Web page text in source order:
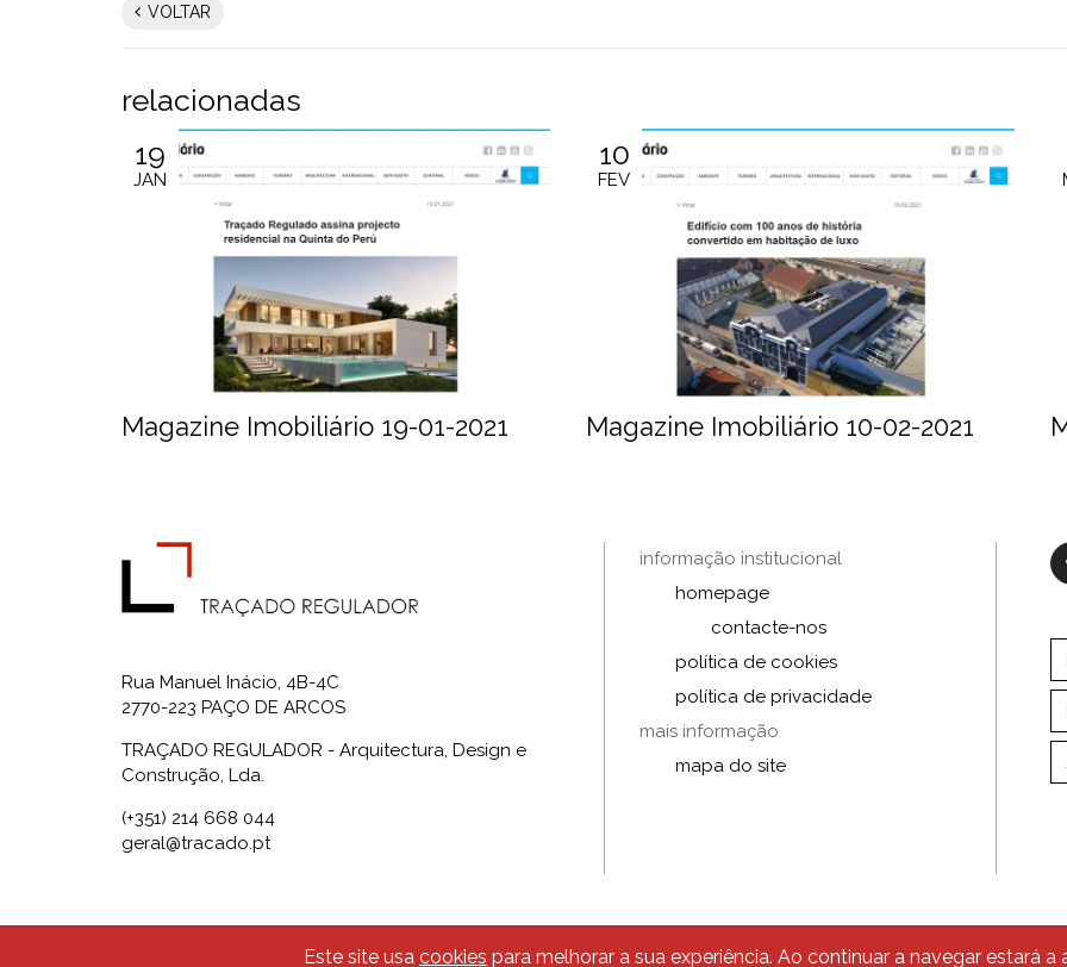
VOLTAR
relacionadas
19
JAN
Magazine Imobiliário 19-01-2021
10
FEV
Magazine Imobiliário 10-02-2021
Rua Manuel Inácio, 4B-4C
2770-223 PAÇO DE ARCOS
TRAÇADO REGULADOR - Arquitectura, Design e
Construção, Lda.
(+351) 214 668 044
geral@tracado.pt
informação institucional
homepage
contacte-nos
política de cookies
política de privacidade
mais informação
mapa do site
Este site usa cookies para melhorar a sua experiência. Ao continuar a navegar estará a